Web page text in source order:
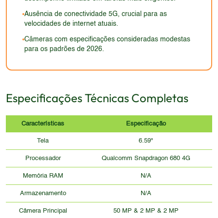
detalhes sobre o design da traseira ou das laterais,
é difícil ter certeza.
Ausência de conectividade 5G, crucial para as
velocidades de internet atuais.
Câmeras com especificações consideradas modestas
para os padrões de 2026.
Especificações Técnicas Completas
Características Especificação
Tela 6.59"
Processador Qualcomm Snapdragon 680 4G
Memória RAM N/A
Armazenamento N/A
Câmera Principal 50 MP & 2 MP & 2 MP